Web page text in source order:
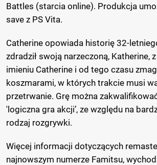
Battles (starcia online). Produkcja
save z PS Vita.
Catherine opowiada historię 32-
zdradził swoją narzeczoną, Katherine,
imieniu Catherine i od tego czasu
koszmarami, w których trakcie musi
przetrwanie. Grę można
'logiczna gra akcji’, ze względu na
rodzaj rozgrywki.
Więcej informacji dotyczących
najnowszym numerze Famitsu,